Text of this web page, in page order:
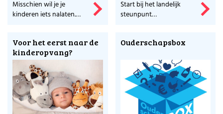
Misschien wil je je
kinderen iets nalaten.
Start bij het landelijk
steunpunt
Voor het eerst naar de
kinderopvang?
Ouderschapsbox